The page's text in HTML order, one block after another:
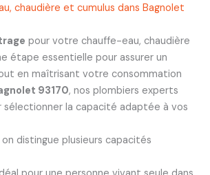
chaudière et cumulus dans Bagnolet
pour votre chauffe-eau, chaudière
étape essentielle pour assurer un
en maîtrisant votre consommation
93170, nos plombiers experts
sélectionner la capacité adaptée à vos
on distingue plusieurs capacités